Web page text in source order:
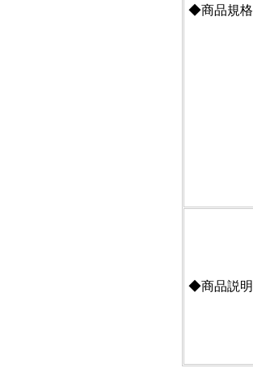
◆商品規格
◆商品説明